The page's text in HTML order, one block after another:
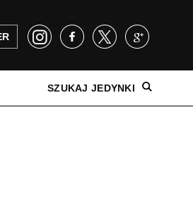
SZUKAJ JEDYNKI